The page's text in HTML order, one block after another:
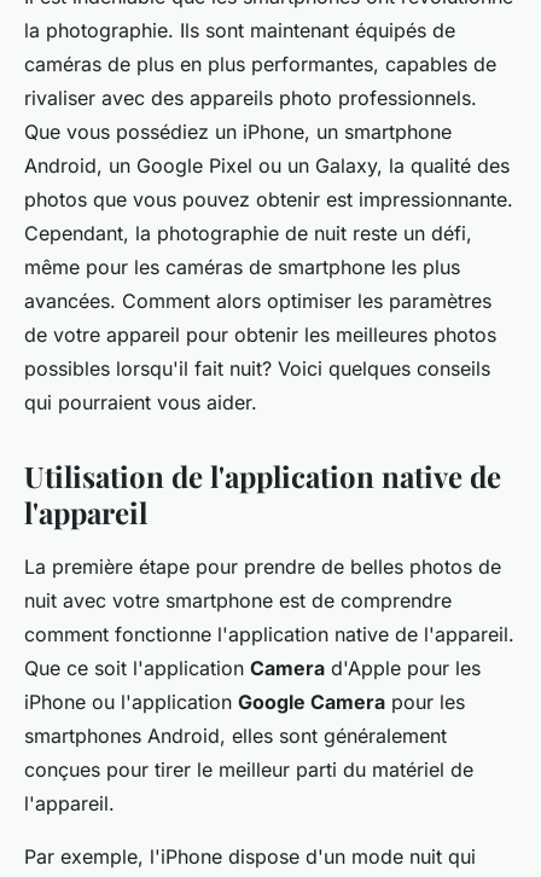
paramètres pour optimiser la
caméra de votre smartphone
pour la photographie de nuit?
admin•29 juillet 2024• 6 min de lecture
la photographie. Ils sont maintenant équipés de
caméras de plus en plus performantes, capables de
rivaliser avec des appareils photo professionnels.
Que vous possédiez un iPhone, un smartphone
Android, un Google Pixel ou un Galaxy, la qualité des
photos que vous pouvez obtenir est impressionnante.
Cependant, la photographie de nuit reste un défi,
même pour les caméras de smartphone les plus
avancées. Comment alors optimiser les paramètres
de votre appareil pour obtenir les meilleures photos
possibles lorsqu'il fait nuit? Voici quelques conseils
qui pourraient vous aider.
Utilisation de l'application native de
l'appareil
La première étape pour prendre de belles photos de
nuit avec votre smartphone est de comprendre
comment fonctionne l'application native de l'appareil.
Que ce soit l'application Camera d'Apple pour les
iPhone ou l'application Google Camera pour les
smartphones Android, elles sont généralement
conçues pour tirer le meilleur parti du matériel de
l'appareil.
Par exemple, l'iPhone dispose d'un mode nuit qui